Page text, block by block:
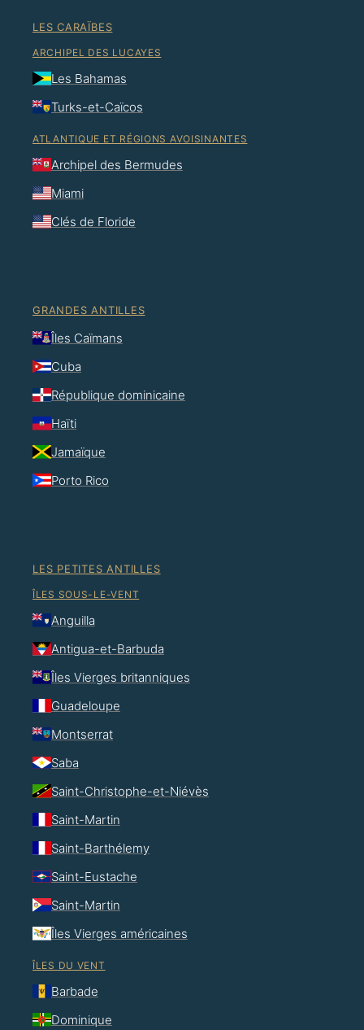
LES CARAÏBES
ARCHIPEL DES LUCAYES
Les Bahamas
Turks-et-Caïcos
ATLANTIQUE ET RÉGIONS AVOISINANTES
Archipel des Bermudes
Miami
Clés de Floride
GRANDES ANTILLES
Îles Caïmans
Cuba
République dominicaine
Haïti
Jamaïque
Porto Rico
LES PETITES ANTILLES
ÎLES SOUS-LE-VENT
Anguilla
Antigua-et-Barbuda
Îles Vierges britanniques
Guadeloupe
Montserrat
Saba
Saint-Christophe-et-Niévès
Saint-Martin
Saint-Barthélemy
Saint-Eustache
Saint-Martin
Îles Vierges américaines
ÎLES DU VENT
Barbade
Dominique